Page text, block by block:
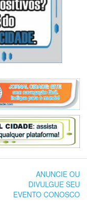
ANUNCIE OU
DIVULGUE SEU
EVENTO CONOSCO